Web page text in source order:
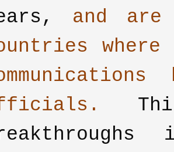
and are